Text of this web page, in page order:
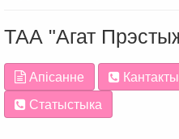
ТАА "Агат
Апісанне Кантакты
Статыстыка